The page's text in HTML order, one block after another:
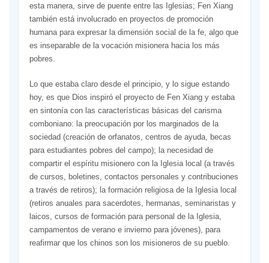
esta manera, sirve de puente entre las Iglesias; Fen Xiang
también está involucrado en proyectos de promoción
humana para expresar la dimensión social de la fe, algo que
es inseparable de la vocación misionera hacia los más
pobres.
Lo que estaba claro desde el principio, y lo sigue estando
hoy, es que Dios inspiró el proyecto de Fen Xiang y estaba
en sintonía con las características básicas del carisma
comboniano: la preocupación por los marginados de la
sociedad (creación de orfanatos, centros de ayuda, becas
para estudiantes pobres del campo); la necesidad de
compartir el espíritu misionero con la Iglesia local (a través
de cursos, boletines, contactos personales y contribuciones
a través de retiros); la formación religiosa de la Iglesia local
(retiros anuales para sacerdotes, hermanas, seminaristas y
laicos, cursos de formación para personal de la Iglesia,
campamentos de verano e invierno para jóvenes), para
reafirmar que los chinos son los misioneros de su pueblo.